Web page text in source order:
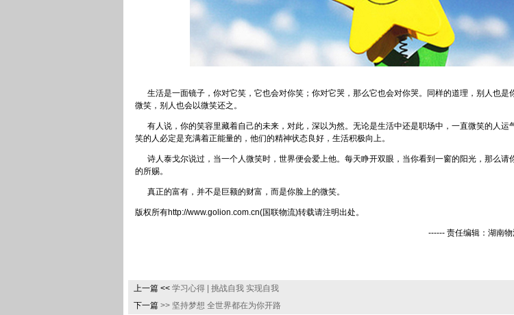
生活是一面镜子，你对它笑，它也会对你笑；你对它哭，那么它也会对你哭。同样的道理，别人也是
微笑，别人也会以微笑还之。
有人说，你的笑容里藏着自己的未来，对此，深以为然。无论是生活中还是职场中，一直微笑的人运
笑的人必定是充满着正能量的，他们的精神状态良好，生活积极向上。
诗人泰戈尔说过，当一个人微笑时，世界便会爱上他。每天睁开双眼，当你看到一窗的阳光，那么请
的所赐。
真正的富有，并不是巨额的财富，而是你脸上的微笑。
版权所有http://www.golion.com.cn(国联物流)转载请注明出处。
------ 责任编辑：湖南
上一篇 << 学习心得 | 挑战自我 实现自我
下一篇 >> 坚持梦想 全世界都在为你开路